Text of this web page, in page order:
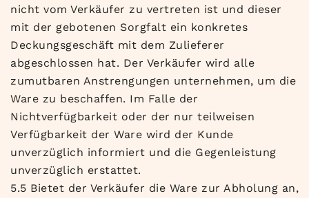
nicht vom Verkäufer zu vertreten ist und dieser
mit der gebotenen Sorgfalt ein konkretes
Deckungsgeschäft mit dem Zulieferer
abgeschlossen hat. Der Verkäufer wird alle
zumutbaren Anstrengungen unternehmen, um die
Ware zu beschaffen. Im Falle der
Nichtverfügbarkeit oder der nur teilweisen
Verfügbarkeit der Ware wird der Kunde
unverzüglich informiert und die Gegenleistung
unverzüglich erstattet.
5.5 Bietet der Verkäufer die Ware zur Abholung an,